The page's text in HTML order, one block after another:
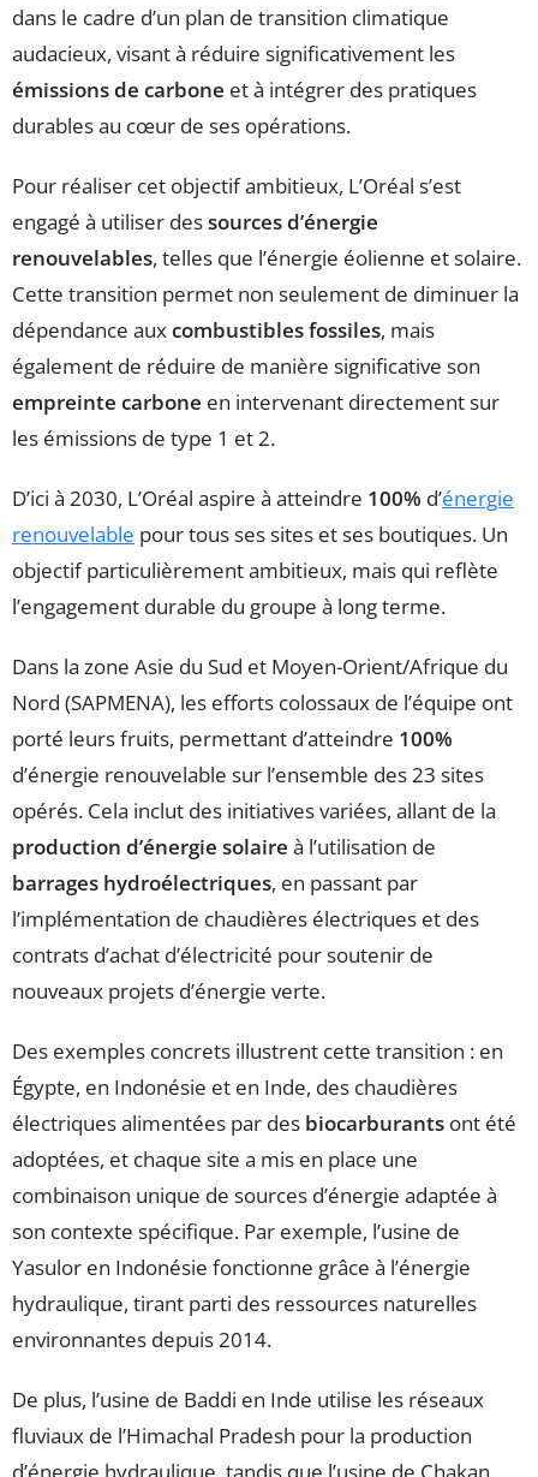
dans le cadre d’un plan de transition climatique
audacieux, visant à réduire significativement les
émissions de carbone et à intégrer des pratiques
durables au cœur de ses opérations.
Pour réaliser cet objectif ambitieux, L’Oréal s’est
engagé à utiliser dessources d’énergie
renouvelables, telles que l’énergie éolienne et solaire.
Cette transition permet non seulement de diminuer la
dépendance auxcombustibles fossiles, mais
également de réduire de manière significative son
empreinte carbone en intervenant directement sur
les émissions de type 1 et 2.
D’ici à 2030, L’Oréal aspire à atteindre 100% d’énergie
renouvelable pour tous ses sites et ses boutiques. Un
objectif particulièrement ambitieux, mais qui reflète
l’engagement durable du groupe à long terme.
Dans la zone Asie du Sud et Moyen-Orient/Afrique du
Nord (SAPMENA), les efforts colossaux de l’équipe ont
porté leurs fruits, permettant d’atteindre 100%
d’énergie renouvelable sur l’ensemble des 23 sites
opérés. Cela inclut des initiatives variées, allant de la
production d’énergie solaire à l’utilisation de
barrages hydroélectriques, en passant par
l’implémentation de chaudières électriques et des
contrats d’achat d’électricité pour soutenir de
nouveaux projets d’énergie verte.
Des exemples concrets illustrent cette transition : en
Égypte, en Indonésie et en Inde, des chaudières
électriques alimentées par des biocarburants ont été
adoptées, et chaque site a mis en place une
combinaison unique de sources d’énergie adaptée à
son contexte spécifique. Par exemple, l’usine de
Yasulor en Indonésie fonctionne grâce à l’énergie
hydraulique, tirant parti des ressources naturelles
environnantes depuis 2014.
De plus, l’usine de Baddi en Inde utilise les réseaux
fluviaux de l’Himachal Pradesh pour la production